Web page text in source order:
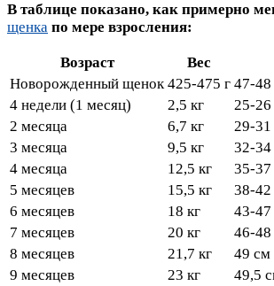
В таблице показано, как примерно
щенка по мере взросления:
Возраст Вес
Новорожденный щенок 425-475 г 47-48
4 недели (1 месяц)
2,5 кг
25-
2 месяца
6,7 кг
29-
3 месяца
9,5 кг
32-
4 месяца
12,5 кг
35-
5 месяцев
15,5 кг
38-
6 месяцев
18 кг
43-
7 месяцев
20 кг
46-
8 месяцев
21,7 кг
49 см
9 месяцев
23 кг 49,5